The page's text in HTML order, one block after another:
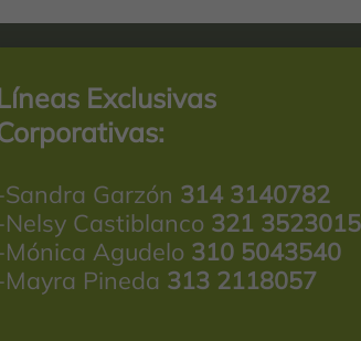
Exclusivas
Garzón 314 3140782
Castiblanco 321 3523015
Agudelo 310 5043540
Pineda 313 2118057